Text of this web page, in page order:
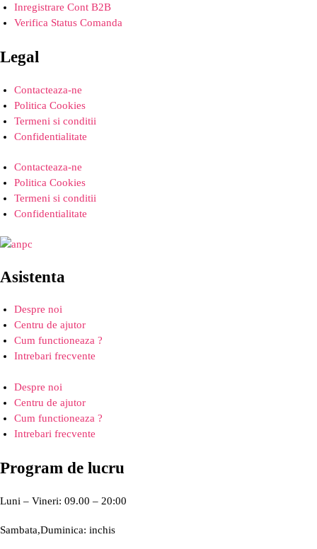
Inregistrare Cont B2B
Verifica Status Comanda
Legal
Contacteaza-ne
Politica Cookies
Termeni si conditii
Confidentialitate
Contacteaza-ne
Politica Cookies
Termeni si conditii
Confidentialitate
Asistenta
Despre noi
Centru de ajutor
Cum functioneaza ?
Intrebari frecvente
Despre noi
Centru de ajutor
Cum functioneaza ?
Intrebari frecvente
Program de lucru
Luni – Vineri: 09.00 – 20:00
Sambata,Duminica: inchis